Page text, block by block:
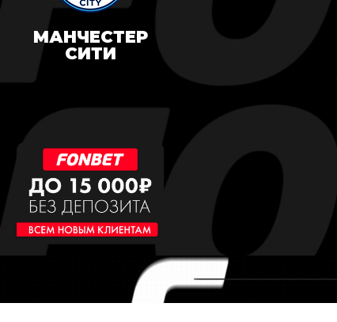
МАНЧЕСТЕР
СИТИ